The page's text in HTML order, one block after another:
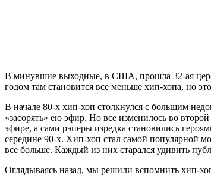
В минувшие выходные, в США, прошла 32-ая
годом там становится все меньше хип-хопа, но
В начале 80-х хип-хоп столкнулся с большим
«засорять» ею эфир. Но все изменилось во
эфире, а сами рэперы изредка становились
середине 90-х. Хип-хоп стал самой популярной
все больше. Каждый из них старался удивить
Оглядываясь назад, мы решили вспомнить хип-